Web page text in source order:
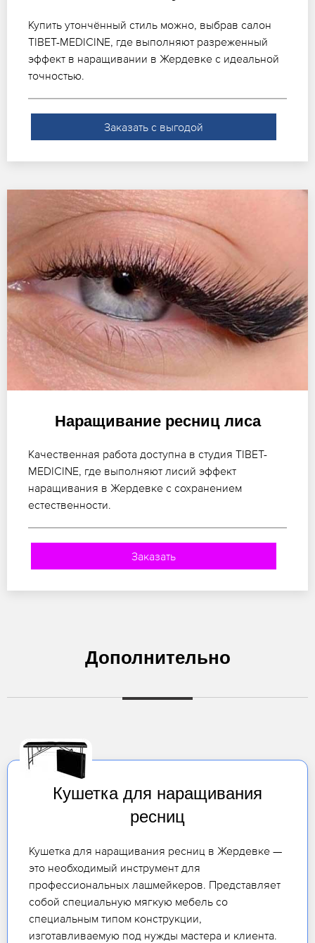
Купить утончённый стиль можно, выбрав салон
TIBET-MEDICINE, где выполняют разреженный
эффект в наращивании в Жердевке с идеальной
точностью.
Заказать с выгодой
Наращивание ресниц лиса
Качественная работа доступна в студия TIBET-
MEDICINE, где выполняют лисий эффект
наращивания в Жердевке с сохранением
естественности.
Заказать
Дополнительно
Кушетка для наращивания
ресниц
Кушетка для наращивания ресниц в Жердевке —
это необходимый инструмент для
профессиональных лашмейкеров. Представляет
собой специальную мягкую мебель со
специальным типом конструкции,
изготавливаемую под нужды мастера и клиента.